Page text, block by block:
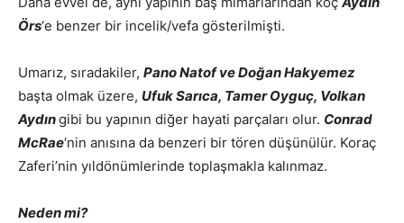
Örs‘e benzer bir incelik/vefa gösterilmişti.
Umarız, sıradakiler, Pano Natof ve Doğan Hakyemez
başta olmak üzere, Ufuk Sarıca, Tamer Oyguç, Volkan
Aydıngibi bu yapının diğer hayati parçaları olur. Conrad
McRae‘nin anısına da benzeri bir tören düşünülür. Koraç
Zaferi’nin yıldönümlerinde toplaşmakla kalınmaz.
Neden mi?